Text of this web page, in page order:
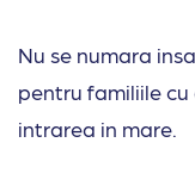
Nu se numara
pentru familiile
intrarea in mare.